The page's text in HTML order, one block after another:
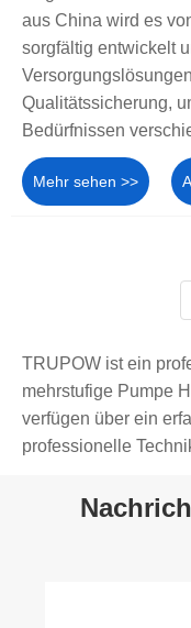
aus China wird es
sorgfältig entwickelt
Qualitätssicherung,
Bedürfnissen
Mehr sehen >>
TRUPOW ist ein
mehrstufige Pumpe
verfügen über ein
professionelle